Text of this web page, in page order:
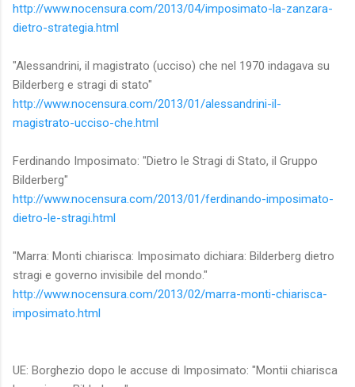
http://www.nocensura.com/2013/04/imposimato-la-zanzara-
dietro-strategia.html
"Alessandrini, il magistrato (ucciso) che nel 1970 indagava su
Bilderberg e stragi di stato"
http://www.nocensura.com/2013/01/alessandrini-il-
magistrato-ucciso-che.html
Ferdinando Imposimato: "Dietro le Stragi di Stato, il Gruppo
Bilderberg"
http://www.nocensura.com/2013/01/ferdinando-imposimato-
dietro-le-stragi.html
"Marra: Monti chiarisca: Imposimato dichiara: Bilderberg dietro
stragi e governo invisibile del mondo."
http://www.nocensura.com/2013/02/marra-monti-chiarisca-
imposimato.html
UE: Borghezio dopo le accuse di Imposimato: "Montii chiarisca